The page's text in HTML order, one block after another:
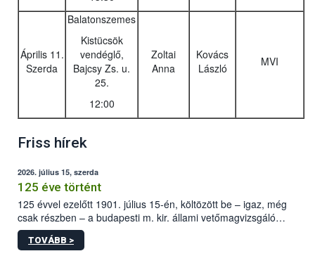
Április 11.
Szerda
Balatonszemes
Kistücsök
vendéglő,
Bajcsy Zs. u.
25.
12:00
Zoltai
Anna
Kovács
László
MVI
Friss hírek
2026. július 15, szerda
125 éve történt
125 évvel ezelőtt 1901. július 15-én, költözött be – igaz, még
csak részben – a budapesti m. kir. állami vetőmagvizsgáló
állomás a Kis Rókus utca 15. szám alatti, Czigler Győző által
tervezett új épületébe.
TOVÁBB >